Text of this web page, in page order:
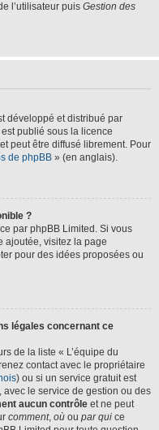
l’utilisateur puis Gestion des
développé et distribué par
est publié sous la licence
peut être diffusé librement. Pour
de phpBB » (en anglais).
?
par phpBB Limited. Si vous
ajoutée, visitez la page
pour des idées proposées ou
légales concernant ce
de la liste « L’équipe du
contact avec le propriétaire
) ou si un service gratuit est
avec le service de gestion ou des
aucun contrôle et ne peut
comment, où ou par qui ce